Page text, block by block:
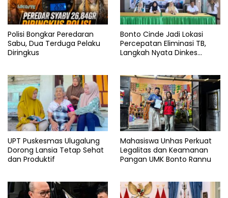
Polisi Bongkar Peredaran
Sabu, Dua Terduga Pelaku
Diringkus
Bonto Cinde Jadi Lokasi
Percepatan Eliminasi TB,
Langkah Nyata Dinkes
UPT Puskesmas Ulugalung
Dorong Lansia Tetap Sehat
dan Produktif
Mahasiswa Unhas Perkuat
Legalitas dan Keamanan
Pangan UMK Bonto Rannu